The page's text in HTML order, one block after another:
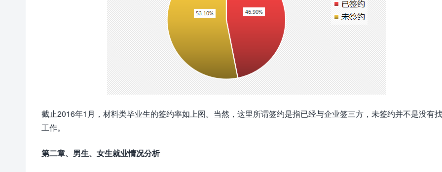
截止2016年1月，材料类毕业生的签约率如上图。当然，这里所谓签约是指已经与企业签三方，未签约并不是没有
工作。
第二章、男生、女生就业情况分析